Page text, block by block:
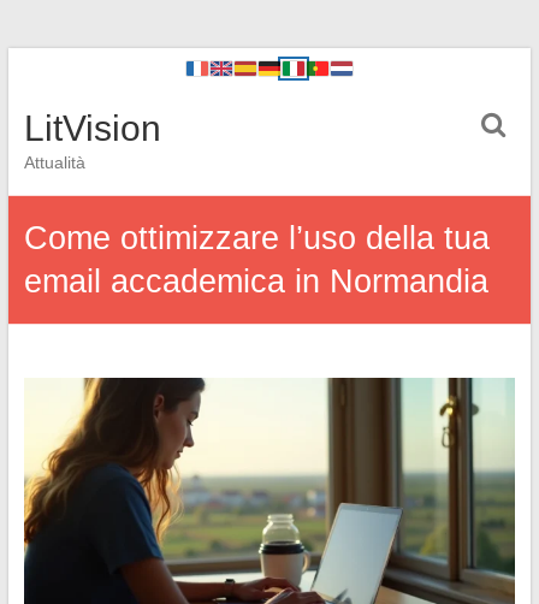
LitVision
Attualità
Come ottimizzare l’uso della tua
email accademica in Normandia